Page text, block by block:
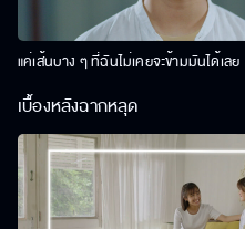
แค่เส้นบาง ๆ ที่ฉันไม่เคยจะข้ามมันได้เลย
เบื้องหลังฉากหลุด